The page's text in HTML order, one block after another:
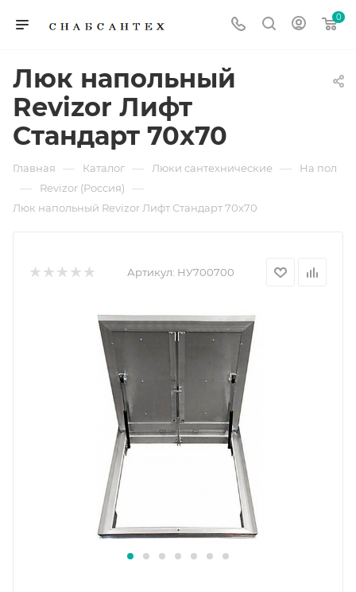
0
Люк напольный
Revizor Лифт
Стандарт 70x70
Главная — Каталог — Люки сантехнические — На пол
— Revizor (Россия) —
Люк напольный Revizor Лифт Стандарт 70x70
Артикул: НУ700700